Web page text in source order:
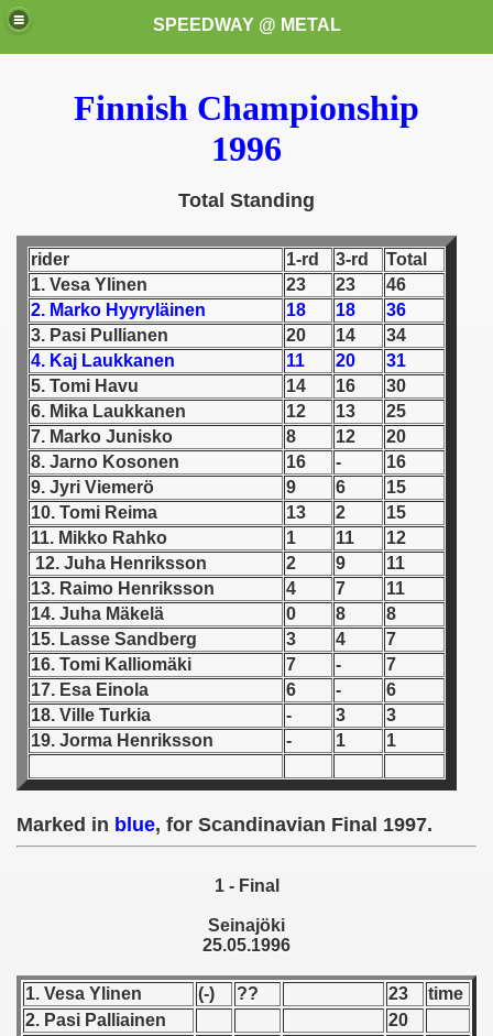
SPEEDWAY @ METAL
Finnish Championship
1996
Total Standing
rider 1-rd 3-rd
Total
1. Vesa Ylinen
23 23
46
2. Marko Hyyryläinen
18 18
36
3. Pasi Pullianen
20 14
34
4. Kaj Laukkanen
11 20
31
5. Tomi Havu
14 16
30
6. Mika Laukkanen
12 13
25
7. Marko Junisko
8 12
20
8. Jarno Kosonen
16 -
16
9. Jyri Viemerö
9 6
15
10. Tomi Reima
13 2
15
11. Mikko Rahko
1 11
12
12. Juha Henriksson
2 9
11
13. Raimo Henriksson
4 7
11
14. Juha Mäkelä
0 8
8
15. Lasse Sandberg
3 4
7
16. Tomi Kalliomäki
7 -
7
17. Esa Einola
6 -
6
18. Ville Turkia
- 3
3
19. Jorma Henriksson
- 1 1
Marked in blue, for Scandinavian Final 1997.
1 - Final
Seinajöki
25.05.1996
1. Vesa Ylinen (-) ?? 23
time
2. Pasi Palliainen
20
these speedway programms)
(My speedway programmes to exchange or sale)
Świata (World Speedway Championship)
1946
- 1955